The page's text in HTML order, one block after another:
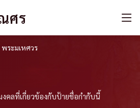
ศร
พระมเหศวร
งคลที่เกี่ยวข้องกับป้ายชื่อกำกับนี้